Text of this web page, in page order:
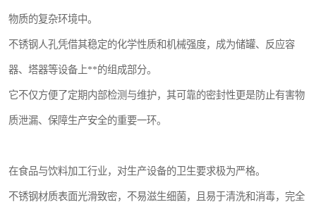
物质的复杂环境中。
不锈钢人孔凭借其稳定的化学性质和机械强度，成为储罐、反应容
器、塔器等设备上**的组成部分。
它不仅方便了定期内部检测与维护，其可靠的密封性更是防止有害物
质泄漏、保障生产安全的重要一环。
在食品与饮料加工行业，对生产设备的卫生要求极为严格。
不锈钢材质表面光滑致密，不易滋生细菌，且易于清洗和消毒，完全